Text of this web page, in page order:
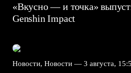
«Вкусно — и точка»
Genshin Impact⁠⁠
Новости, Новости — 3 августа,